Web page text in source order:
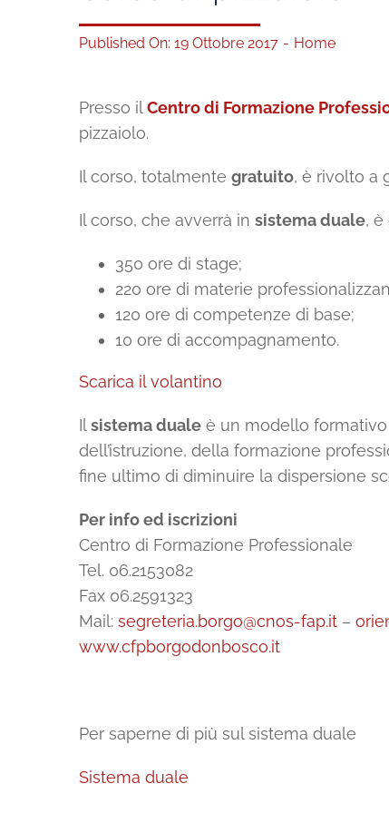
Published On: 19 Ottobre 2017 - Home
Presso ilCentro di Formazione
pizzaiolo.
Il corso, totalmente gratuito, è rivolto a
Il corso, che avverrà in sistema duale, è
350 ore di stage;
220 ore di materie
120 ore di competenze di base;
10 ore di accompagnamento.
Scarica il volantino
Ilsistema dualeè un modello formativo
dell’istruzione, della formazione
fine ultimo di diminuire la dispersione
Per info ed iscrizioni
Centro di Formazione Professionale
Tel. 06.2153082
Fax 06.2591323
Mail: segreteria.borgo@cnos-fap.it–
www.cfpborgodonbosco.it
Per saperne di più sul sistema duale
Sistema duale